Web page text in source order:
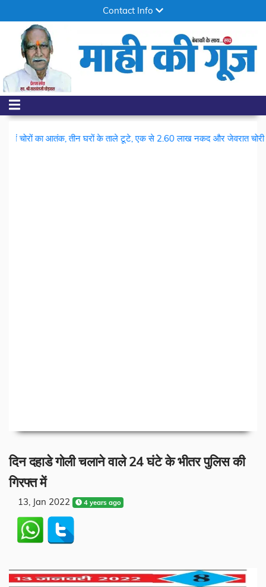
Contact Info
आतंक, तीन घरों के ताले टूटे, एक से 2.60 लाख नकद और जेवरात चोरी|बैडमिंटन में
दिन दहाडे गोली चलाने वाले 24 घंटे के भीतर पुलिस की
गिरफ्त में
13, Jan 2022 4 years ago